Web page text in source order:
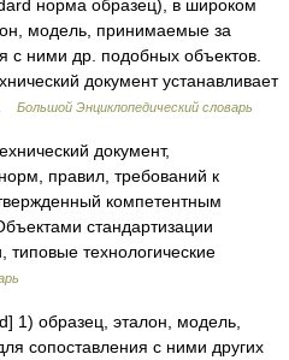
норма образец), в широком
модель, принимаемые за
с ними др. подобных объектов.
документ устанавливает
Большой Энциклопедический словарь
документ,
правил, требований к
компетентным
стандартизации
типовые технологические
1) образец, эталон, модель,
сопоставления с ними других